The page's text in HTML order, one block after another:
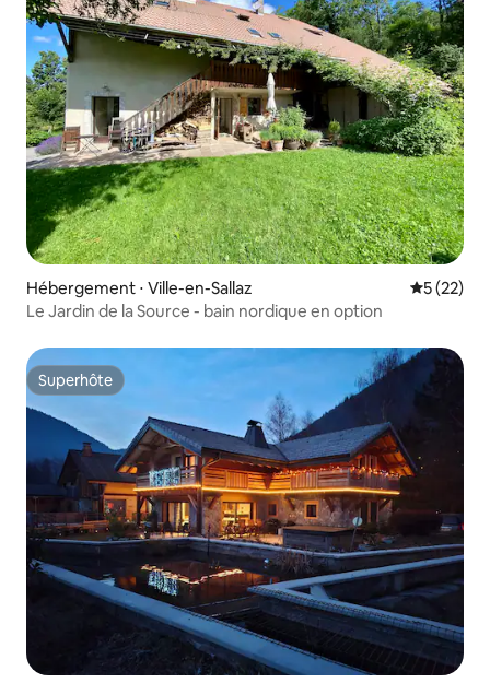
Hébergement ⋅ Ville-en-Sallaz
5 (22)
Le Jardin de la Source - bain nordique en option
Superhôte
Superhôte